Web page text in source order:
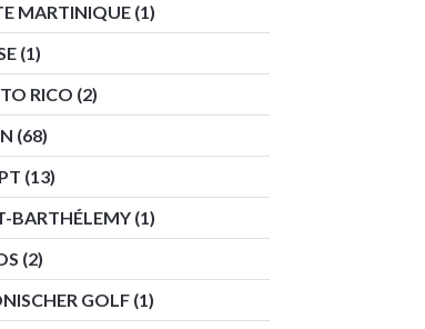
MARTINIQUE (1)
(1)
RICO (2)
(68)
(13)
BARTHÉLEMY (1)
(2)
GOLF (1)